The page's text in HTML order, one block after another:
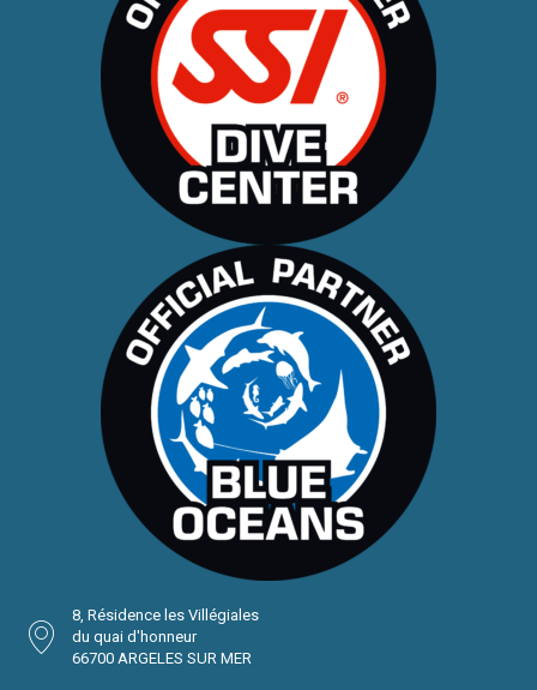
8, Résidence les Villégiales
du quai d'honneur
66700 ARGELES SUR MER